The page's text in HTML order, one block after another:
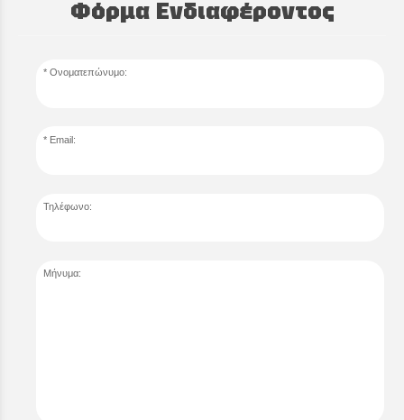
Φόρμα Ενδιαφέροντος
Ονοματεπώνυμο:
Email:
Τηλέφωνο:
Μήνυμα: